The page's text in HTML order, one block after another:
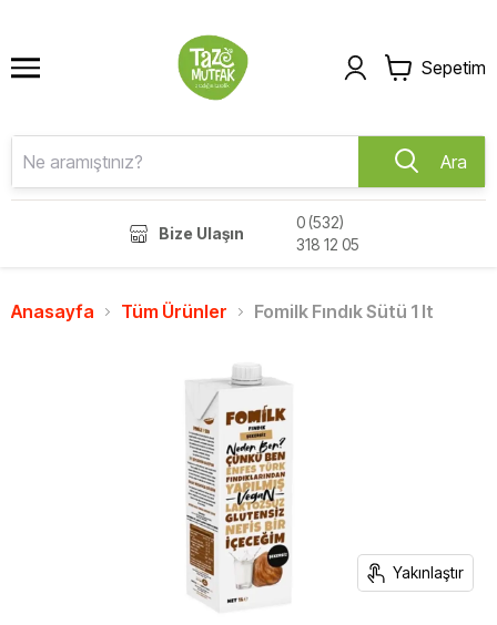
Sepetim
Ara
Bize Ulaşın
0 (532)
318 12 05
Anasayfa Tüm Ürünler Fomilk Fındık Sütü 1 lt
Yakınlaştır